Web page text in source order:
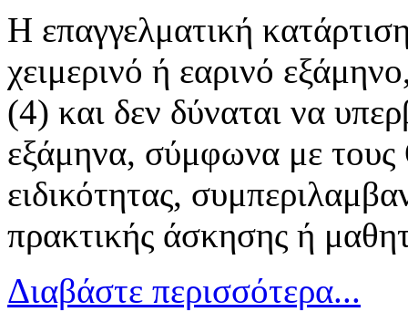
Η επαγγελματική
χειμερινό ή εαρινό
(4) και δεν δύναται να
εξάμηνα, σύμφωνα με τους
ειδικότητας,
πρακτικής άσκησης ή
Διαβάστε περισσότερα...